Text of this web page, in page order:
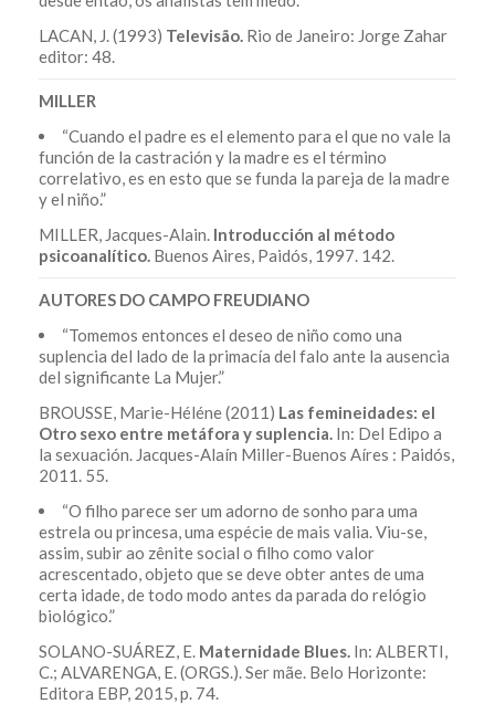
LACAN, J. (1993) Televisão. Rio de Janeiro: Jorge Zahar
editor: 48.
MILLER
“Cuando el padre es el elemento para el que no vale la
función de la castración y la madre es el término
correlativo, es en esto que se funda la pareja de la madre
y el niño.”
MILLER, Jacques-Alain. Introducción al método
psicoanalítico. Buenos Aires, Paidós, 1997. 142.
AUTORES DO CAMPO FREUDIANO
“Tomemos entonces el deseo de niño como una
suplencia del lado de la primacía del falo ante la ausencia
del significante La Mujer.”
BROUSSE, Marie-Héléne (2011) Las femineidades: el
Otro sexo entre metáfora y suplencia. In: Del Edipo a
la sexuación. Jacques-Alaín Miller-Buenos Aíres : Paidós,
2011. 55.
“O filho parece ser um adorno de sonho para uma
estrela ou princesa, uma espécie de mais valia. Viu-se,
assim, subir ao zênite social o filho como valor
acrescentado, objeto que se deve obter antes de uma
certa idade, de todo modo antes da parada do relógio
biológico.”
SOLANO-SUÁREZ, E. Maternidade Blues. In: ALBERTI,
C.; ALVARENGA, E. (ORGS.). Ser mãe. Belo Horizonte:
Editora EBP, 2015, p. 74.